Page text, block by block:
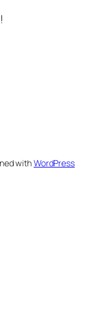
withWordPress